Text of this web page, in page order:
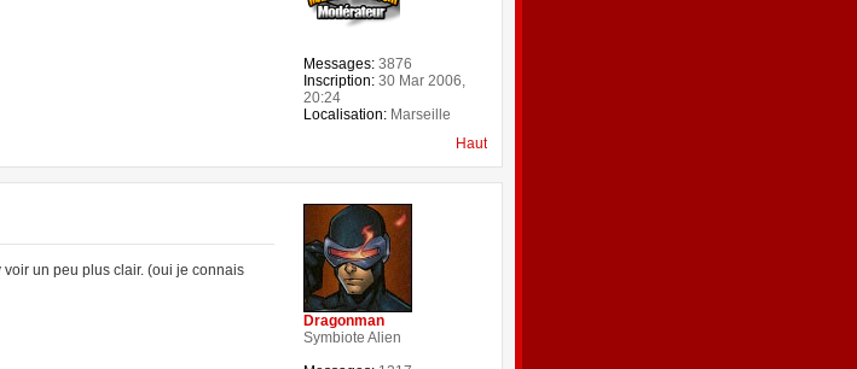
Messages:3876
Inscription:30 Mar 2006,
20:24
Localisation:Marseille
Haut
un peu plus clair. (oui je connais
Dragonman
Symbiote Alien